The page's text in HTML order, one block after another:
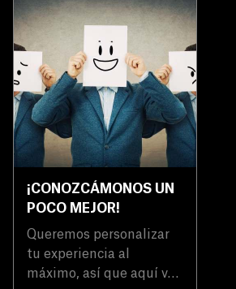
¡CONOZCÁMONOS UN
POCO MEJOR!
Queremos personalizar
tu experiencia al
máximo, así que aquí van